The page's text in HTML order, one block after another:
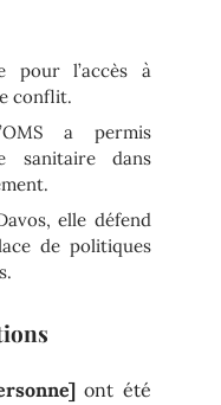
pour l’accès à
conflit.
a permis
sanitaire dans
elle défend
de politiques
ont été